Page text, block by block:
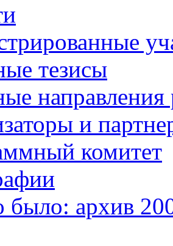
тезисы
направления
и
комитет
было: архив